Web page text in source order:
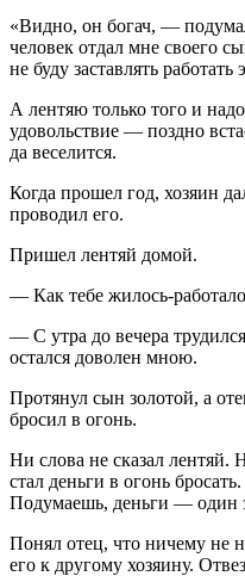
«Видно, он богач, —
человек отдал мне своего
не буду заставлять работать
А лентяю только того и
удовольствие — поздно
да веселится.
Когда прошел год, хозяин
проводил его.
Пришел лентяй домой.
— Как тебе жилось-
— С утра до вечера
остался доволен мною.
Протянул сын золотой, а
бросил в огонь.
Ни слова не сказал лентяй.
стал деньги в огонь
Подумаешь, деньги — один
Понял отец, что ничему не
его к другому хозяину.